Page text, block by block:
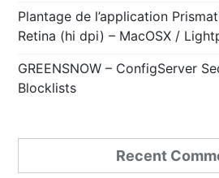
Plantage de l’application
Retina (hi dpi) – MacOSX /
GREENSNOW – ConfigServer
Blocklists
Recent